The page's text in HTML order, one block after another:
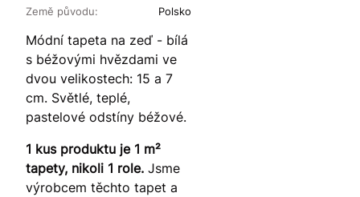
Země původu: Polsko
Módní tapeta na zeď - bílá
s béžovými hvězdami ve
dvou velikostech: 15 a 7
cm. Světlé, teplé,
pastelové odstíny béžové.
1 kus produktu je 1 m²
tapety, nikoli 1 role. Jsme
výrobcem těchto tapet a